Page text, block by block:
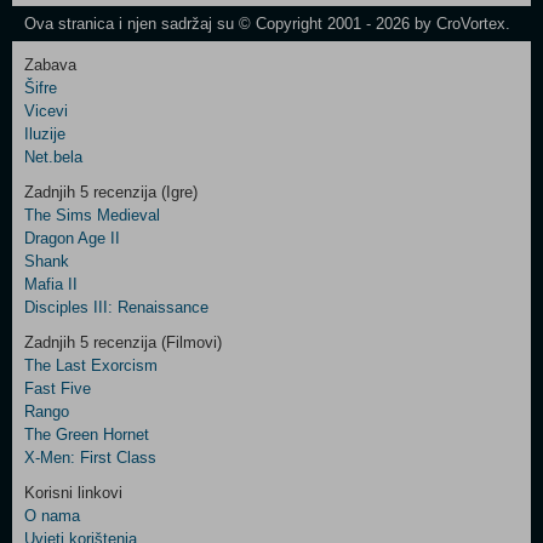
Control
Field
Two
Newsletter
Control
Field
Three
Newsletter
Ova stranica i njen sadržaj su © Copyright 2001 - 2026 by CroVortex.
Zabava
Šifre
Vicevi
Iluzije
Net.bela
Zadnjih 5 recenzija (Igre)
The Sims Medieval
Dragon Age II
Shank
Mafia II
Disciples III: Renaissance
Zadnjih 5 recenzija (Filmovi)
The Last Exorcism
Fast Five
Rango
The Green Hornet
X-Men: First Class
Korisni linkovi
O nama
Uvjeti korištenja